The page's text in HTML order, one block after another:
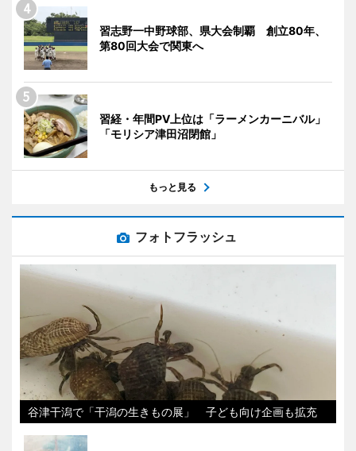
習志野一中野球部、県大会制覇 創立80年、
第80回大会で関東へ
習経・年間PV上位は「ラーメンカーニバル」
「モリシア津田沼閉館」
もっと見る
フォトフラッシュ
谷津干潟で「干潟の生きもの展」 子ども向け企画も拡充